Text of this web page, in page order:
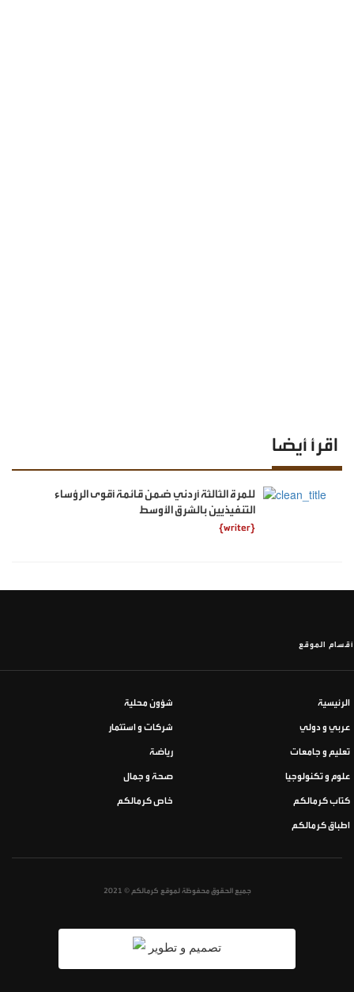
اقرأ أيضا
للمرة الثالثة أردني ضمن قائمة أقوى الرؤساء
التنفيذيين بالشرق الأوسط
{writer}
أقسام الموقع
الرئيسية شؤون محلية
عربي و دولي شركات و استثمار
تعليم و جامعات رياضة
علوم و تكنولوجيا صحة و جمال
كتاب كرمالكم خاص كرمالكم
اطباق كرمالكم
جميع الحقوق محفوظة لموقع كرمالكم © 2021
تصميم و تطوير